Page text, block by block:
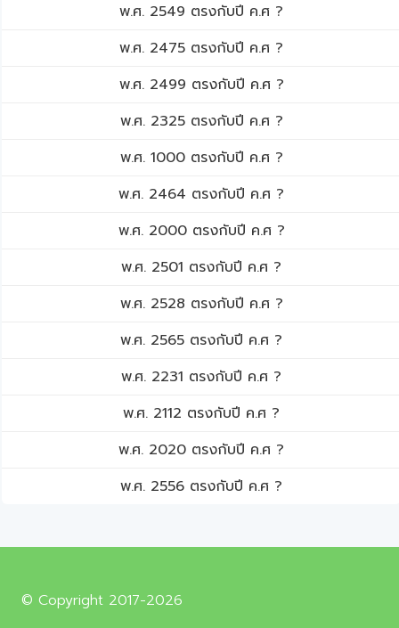
พ.ศ. 2549 ตรงกับปี ค.ศ ?
พ.ศ. 2475 ตรงกับปี ค.ศ ?
พ.ศ. 2499 ตรงกับปี ค.ศ ?
พ.ศ. 2325 ตรงกับปี ค.ศ ?
พ.ศ. 1000 ตรงกับปี ค.ศ ?
พ.ศ. 2464 ตรงกับปี ค.ศ ?
พ.ศ. 2000 ตรงกับปี ค.ศ ?
พ.ศ. 2501 ตรงกับปี ค.ศ ?
พ.ศ. 2528 ตรงกับปี ค.ศ ?
พ.ศ. 2565 ตรงกับปี ค.ศ ?
พ.ศ. 2231 ตรงกับปี ค.ศ ?
พ.ศ. 2112 ตรงกับปี ค.ศ ?
พ.ศ. 2020 ตรงกับปี ค.ศ ?
พ.ศ. 2556 ตรงกับปี ค.ศ ?
© Copyright 2017-2026